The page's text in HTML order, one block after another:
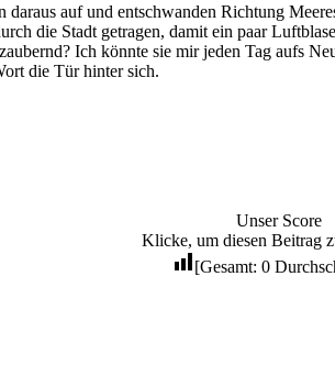
auf und entschwanden Richtung
die Stadt getragen, damit ein paar
Ich könnte sie mir jeden Tag aufs
die Tür hinter sich.
Unser Score
Klicke, um diesen Beitrag
[Gesamt: 0